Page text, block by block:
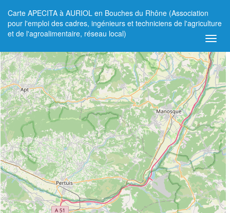
Carte APECITA à AURIOL en Bouches du Rhône (Association
pour l'emploi des cadres, ingénieurs et techniciens de l'agriculture
et de l'agroalimentaire, réseau local)
+
−